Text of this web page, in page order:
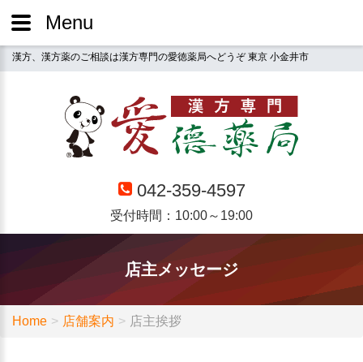
漢方、漢方薬のご相談は漢方専門の愛徳薬局へどうぞ 東京 小金井市
042-359-4597
受付時間：10:00～19:00
店主メッセージ
Home 店舗案内 店主挨拶
Menu